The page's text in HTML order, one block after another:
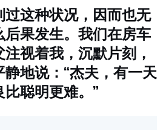
过这种状况，因而也无
后果发生。我们在房车
视着我，沉默片刻，
地说：“杰夫，有一天
聪明更难。”